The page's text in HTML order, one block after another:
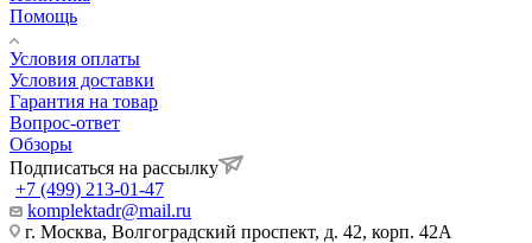
Помощь
Условия оплаты
Условия доставки
Гарантия на товар
Вопрос-ответ
Обзоры
Подписаться на рассылку
+7 (499) 213-01-47
komplektadr@mail.ru
г. Москва, Волгоградский проспект, д. 42, корп. 42А